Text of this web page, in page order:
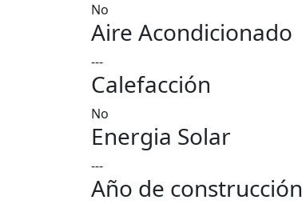
No
Aire Acondicionado
---
Calefacción
No
Energia Solar
---
Año de construcción